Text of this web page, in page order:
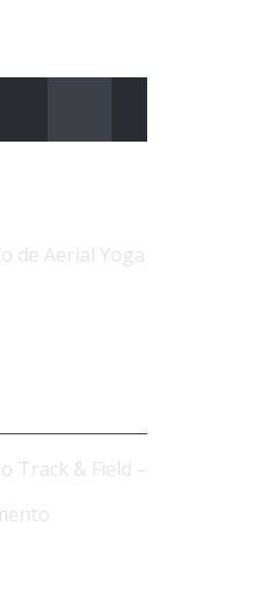
de Aerial Yoga
Track & Field –